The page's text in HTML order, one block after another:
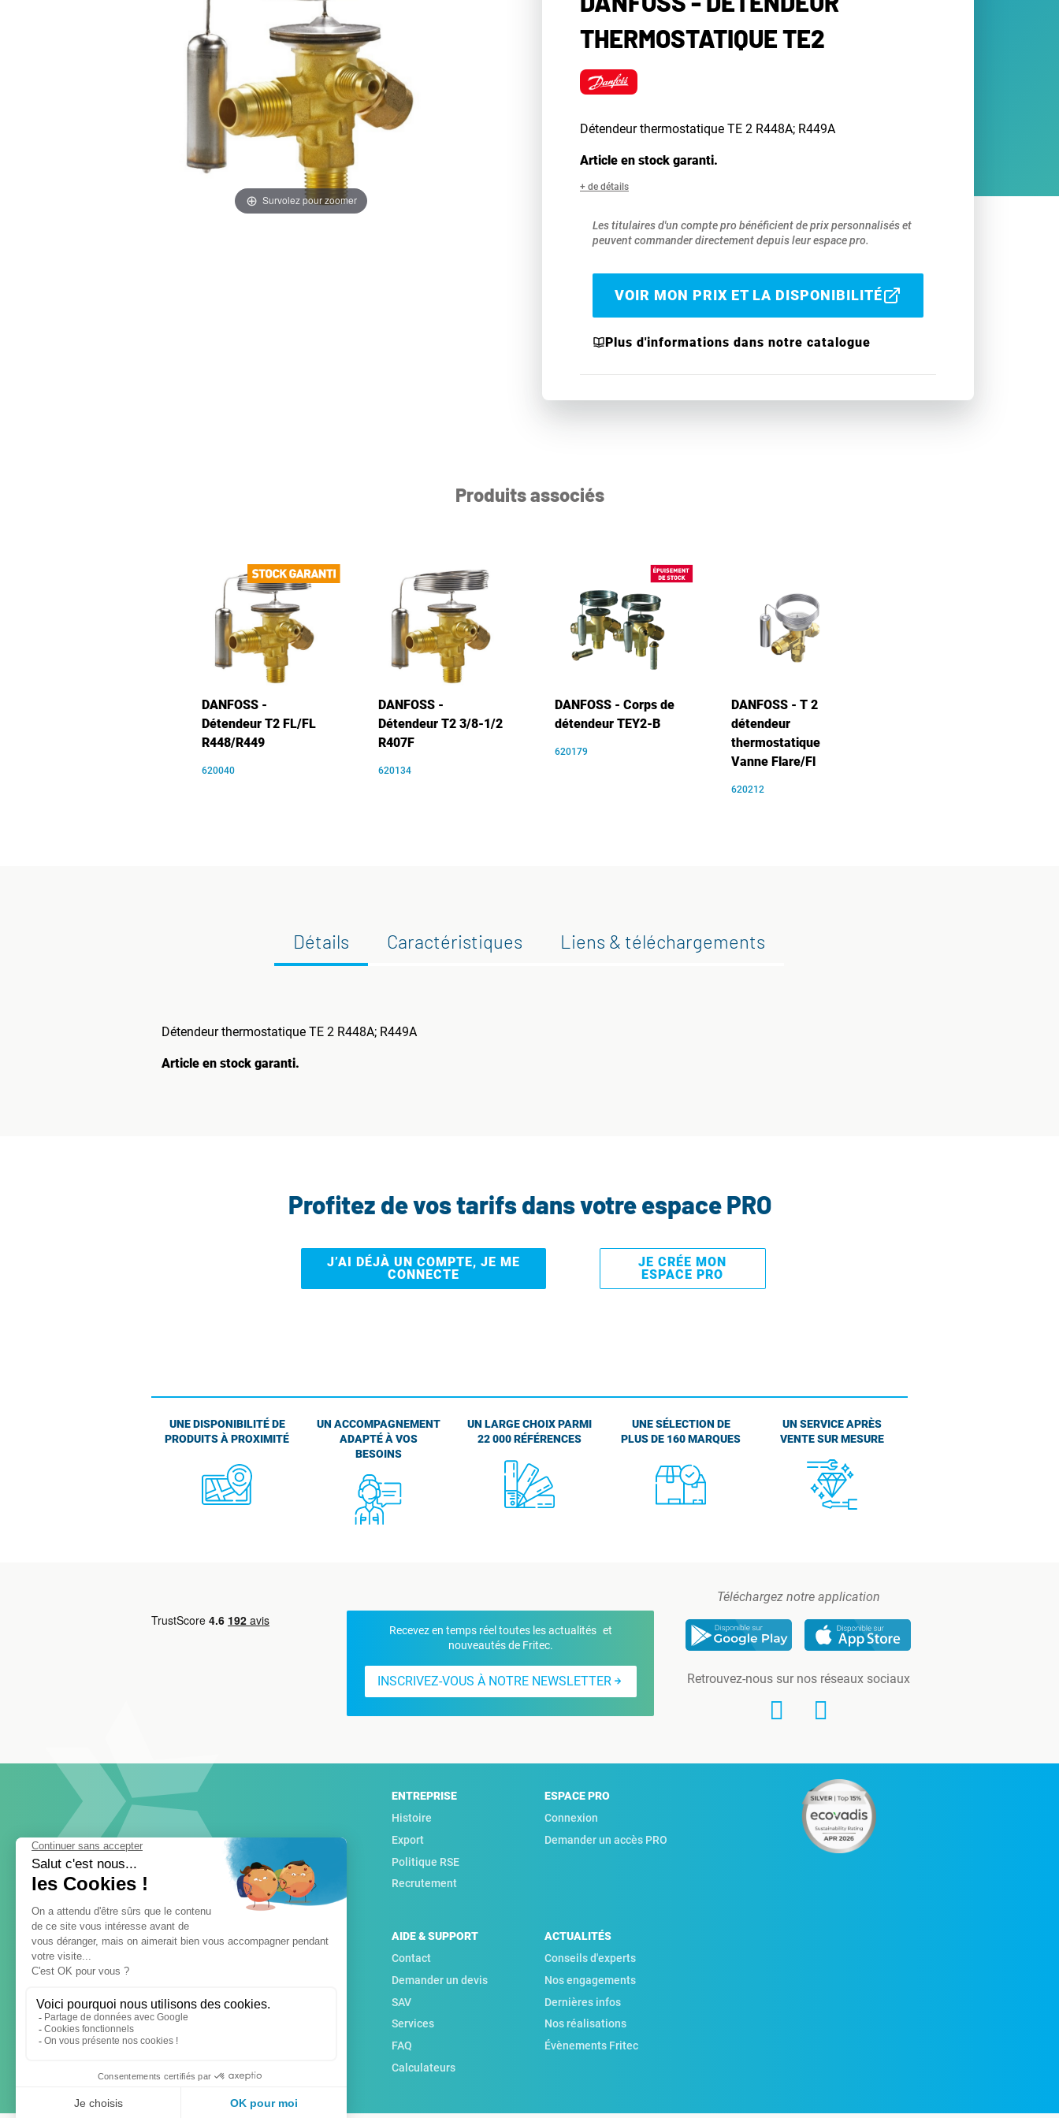
Survolez pour zoomer
THERMOSTATIQUE TE2
Détendeur thermostatique TE 2 R448A; R449A
Article en stock garanti.
+ de détails
Les titulaires d'un compte pro bénéficient de prix personnalisés et
peuvent commander directement depuis leur espace pro.
VOIR MON PRIX ET LA DISPONIBILITÉ
Plus d'informations dans notre catalogue
Produits associés
DANFOSS -
Détendeur T2 FL/FL
R448/R449
620040
DANFOSS -
Détendeur T2 3/8-1/2
R407F
620134
DANFOSS - Corps de
détendeur TEY2-B
620179
DANFOSS - T 2
détendeur
thermostatique
Vanne Flare/Fl
620212
Détails Caractéristiques Liens & téléchargements
Détendeur thermostatique TE 2 R448A; R449A
Article en stock garanti.
Profitez de vos tarifs dans votre espace PRO
J’AI DÉJÀ UN COMPTE, JE ME
CONNECTE
JE CRÉE MON
ESPACE PRO
UNE DISPONIBILITÉ DE
PRODUITS À PROXIMITÉ
UN ACCOMPAGNEMENT
ADAPTÉ À VOS
BESOINS
UN LARGE CHOIX PARMI
22 000 RÉFÉRENCES
UNE SÉLECTION DE
PLUS DE 160 MARQUES
UN SERVICE APRÈS
VENTE SUR MESURE
Recevez en temps réel toutes les actualités et
nouveautés de Fritec.
INSCRIVEZ-VOUS À NOTRE NEWSLETTER
Téléchargez notre application
Retrouvez-nous sur nos réseaux sociaux
ENTREPRISE
Histoire
Export
Politique RSE
Recrutement
ESPACE PRO
Connexion
Demander un accès PRO
AIDE & SUPPORT
Contact
Demander un devis
SAV
Services
FAQ
Calculateurs
ACTUALITÉS
Conseils d'experts
Nos engagements
Dernières infos
Nos réalisations
Évènements Fritec